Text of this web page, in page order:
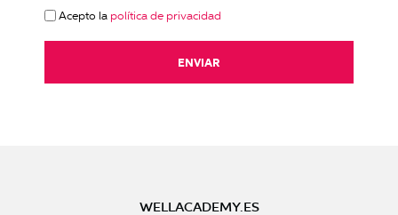
Acepto la política de privacidad
ENVIAR
WELLACADEMY.ES